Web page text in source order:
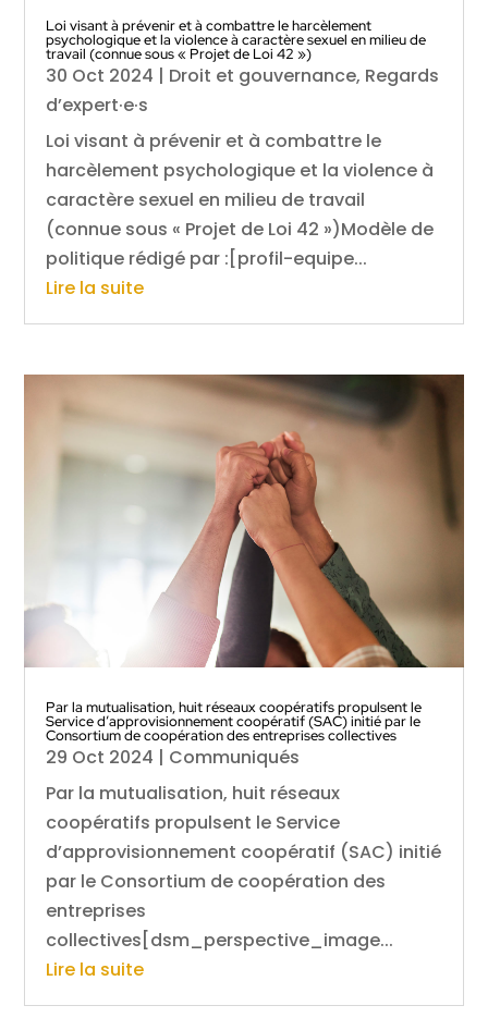
Loi visant à prévenir et à combattre le harcèlement
psychologique et la violence à caractère sexuel en milieu de
travail (connue sous « Projet de Loi 42 »)
30 Oct 2024 | Droit et gouvernance, Regards
d’expert·e·s
Loi visant à prévenir et à combattre le
harcèlement psychologique et la violence à
caractère sexuel en milieu de travail
(connue sous « Projet de Loi 42 »)Modèle de
politique rédigé par :[profil-equipe...
Lire la suite
Par la mutualisation, huit réseaux coopératifs propulsent le
Service d’approvisionnement coopératif (SAC) initié par le
Consortium de coopération des entreprises collectives
29 Oct 2024 | Communiqués
Par la mutualisation, huit réseaux
coopératifs propulsent le Service
d’approvisionnement coopératif (SAC) initié
par le Consortium de coopération des
entreprises
collectives[dsm_perspective_image...
Lire la suite